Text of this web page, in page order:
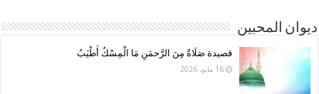
ديوان المحبين
قصيدة صَلَاةٌ مِنَ الرَّحمَنِ مَا الْمِسْكُ أَطْيَبُ
16 مايو، 2026